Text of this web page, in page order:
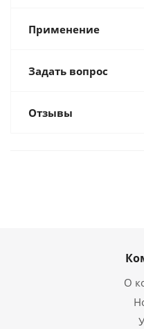
Применение
Задать вопрос
Отзывы
О